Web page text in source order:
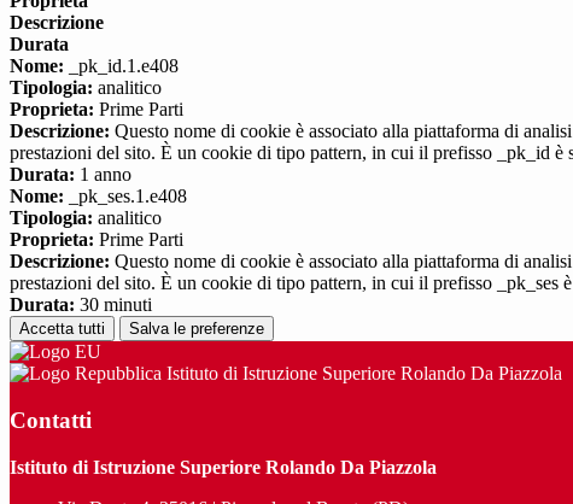
Descrizione
Durata
Nome: _pk_id.1.e408
Tipologia: analitico
Proprieta: Prime Parti
Descrizione: Questo nome di cookie è associato alla piattaforma di
prestazioni del sito. È un cookie di tipo pattern, in cui il prefisso _pk_id
Durata: 1 anno
Nome: _pk_ses.1.e408
Tipologia: analitico
Proprieta: Prime Parti
Descrizione: Questo nome di cookie è associato alla piattaforma di
prestazioni del sito. È un cookie di tipo pattern, in cui il prefisso _pk_ses
Durata: 30 minuti
Accetta tutti Salva le preferenze
Istituto di Istruzione Superiore Rolando Da Piazzola
Contatti
Istituto di Istruzione Superiore Rolando Da Piazzola